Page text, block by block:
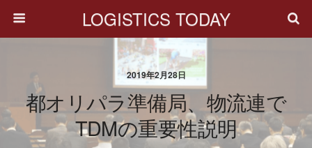
LOGISTICS TODAY
2019年2月28日
都オリパラ準備局、物流連で
TDMの重要性説明